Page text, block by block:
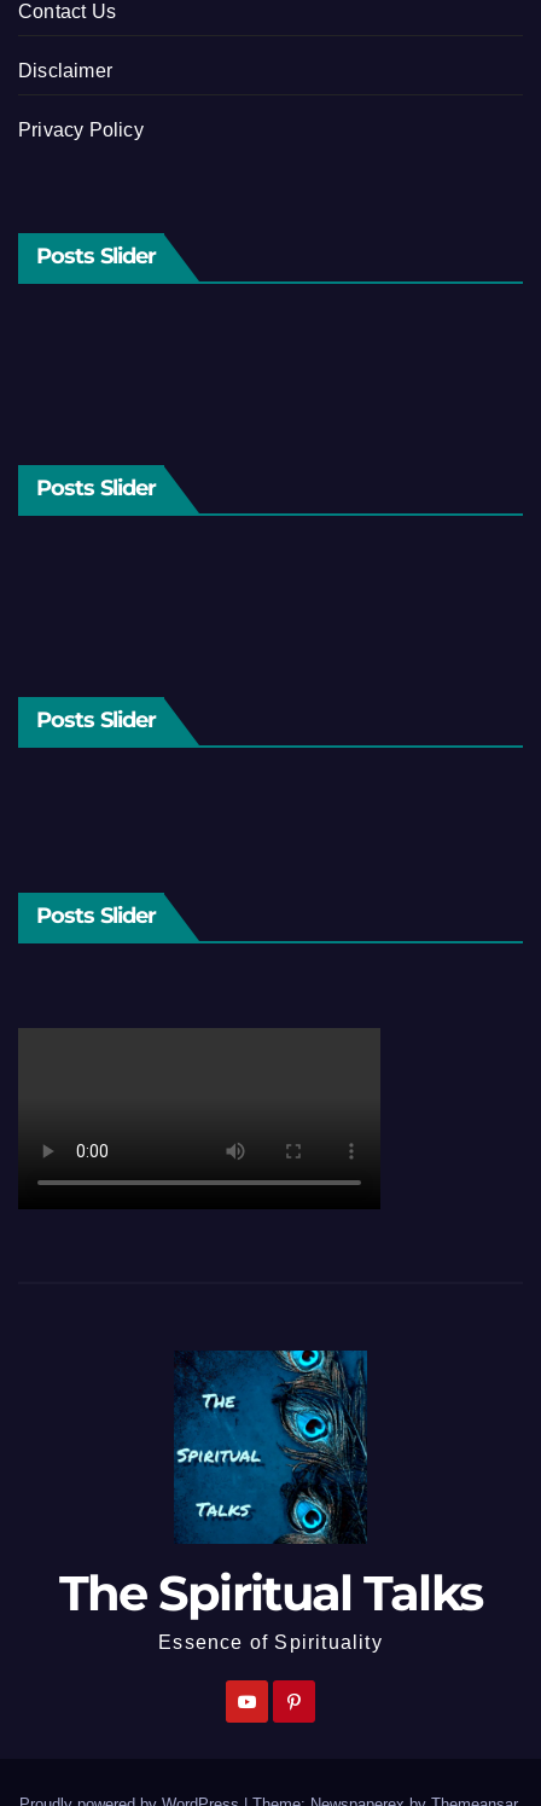
Contact Us
Disclaimer
Privacy Policy
Posts Slider
Posts Slider
Posts Slider
Posts Slider
The Spiritual Talks
Essence of Spirituality